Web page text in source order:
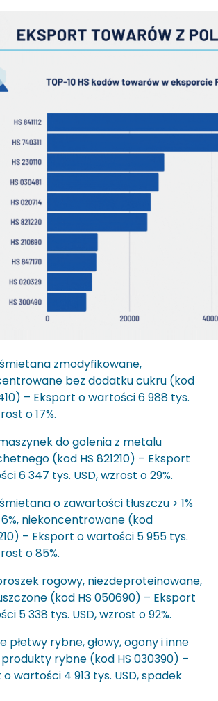
zmodyfikowane,
bez dodatku cukru (kod
– Eksport o wartości 6 988 tys.
o 17%.
do golenia z metalu
(kod HS 821210) – Eksport
6 347 tys. USD, wzrost o 29%.
o zawartości tłuszczu > 1%
niekoncentrowane (kod
– Eksport o wartości 5 955 tys.
o 85%.
rogowy, niezdeproteinowane,
(kod HS 050690) – Eksport
5 338 tys. USD, wzrost o 92%.
płetwy rybne, głowy, ogony i inne
rybne (kod HS 030390) –
wartości 4 913 tys. USD, spadek